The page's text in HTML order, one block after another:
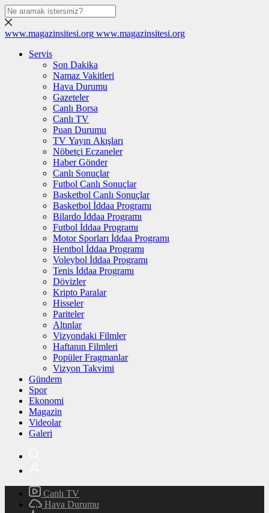
www.magazinsitesi.org www.magazinsitesi.org
Servis
Son Dakika
Namaz Vakitleri
Hava Durumu
Gazeteler
Canlı Borsa
Canlı TV
Puan Durumu
TV Yayın Akışları
Nöbetçi Eczaneler
Haber Gönder
Canlı Sonuçlar
Futbol Canlı Sonuçlar
Basketbol Canlı Sonuçlar
Basketbol İddaa Programı
Bilardo İddaa Programı
Futbol İddaa Programı
Motor Sporları İddaa Programı
Hentbol İddaa Programı
Voleybol İddaa Programı
Tenis İddaa Programı
Dövizler
Kripto Paralar
Hisseler
Pariteler
Altınlar
Vizyondaki Filmler
Haftanın Filmleri
Popüler Fragmanlar
Vizyon Takvimi
Gündem
Spor
Ekonomi
Magazin
Videolar
Galeri
Canlı TV
Hava Durumu